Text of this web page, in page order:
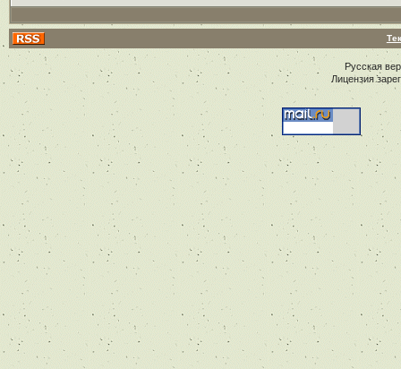
Русская
Лицензия